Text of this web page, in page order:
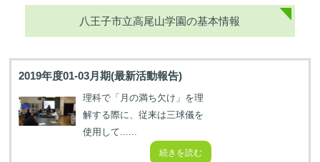
八王子市立高尾山学園の基本情報
2019年度01-03月期(最新活動報告)
理科で「月の満ち欠け」を理
解する際に、従来は三球儀を
使用して......
続きを読む